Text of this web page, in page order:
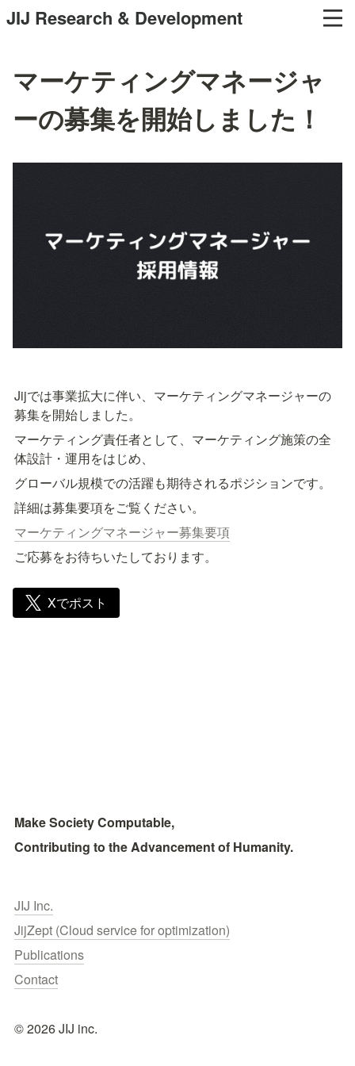
JIJ Research & Development
マーケティングマネージャ
ーの募集を開始しました！
Jijでは事業拡大に伴い、マーケティングマネージャーの
募集を開始しました。
マーケティング責任者として、マーケティング施策の全
体設計・運用をはじめ、
グローバル規模での活躍も期待されるポジションです。
詳細は募集要項をご覧ください。
マーケティングマネージャー募集要項
ご応募をお待ちいたしております。
Xでポスト
Make Society Computable,
Contributing to the Advancement of Humanity.
JIJ Inc.
JijZept (Cloud service for optimization)
Publications
Contact
© 2026 JIJ inc.